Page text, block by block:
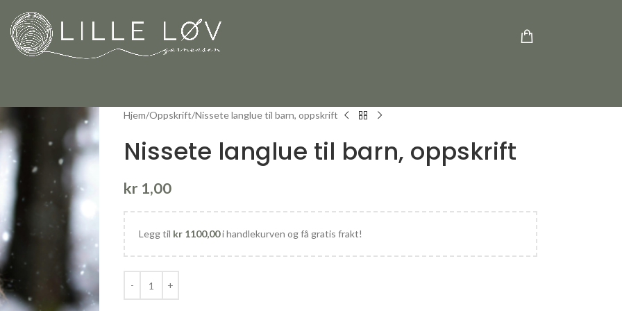
Hjem Oppskrift Nissete langlue til barn, oppskrift
Nissete langlue til barn, oppskrift
kr 1,00
Legg til kr1100,00i handlekurven og få gratis frakt!